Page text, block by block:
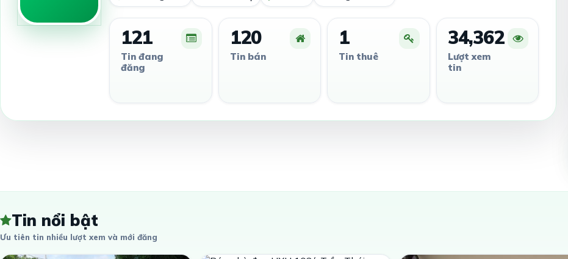
121
Tin đang
đăng
120
Tin bán
1
Tin thuê
34,362
Lượt xem
tin
Tin nổi bật
Ưu tiên tin nhiều lượt xem và mới đăng